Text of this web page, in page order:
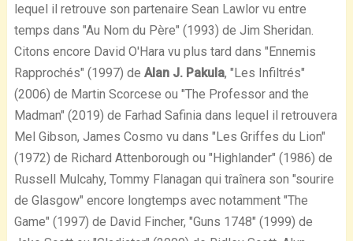
lequel il retrouve son partenaire Sean Lawlor vu entre
temps dans "Au Nom du Père" (1993) de Jim Sheridan.
Citons encore David O'Hara vu plus tard dans "Ennemis
Rapprochés" (1997) de Alan J. Pakula, "Les Infiltrés"
(2006) de Martin Scorcese ou "The Professor and the
Madman" (2019) de Farhad Safinia dans lequel il retrouvera
Mel Gibson, James Cosmo vu dans "Les Griffes du Lion"
(1972) de Richard Attenborough ou "Highlander" (1986) de
Russell Mulcahy, Tommy Flanagan qui traînera son "sourire
de Glasgow" encore longtemps avec notamment "The
Game" (1997) de David Fincher, "Guns 1748" (1999) de